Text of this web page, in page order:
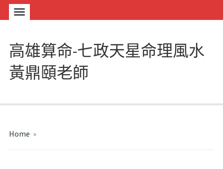
高雄算命-七政天星命理風水
黃鼎頤老師
Home »